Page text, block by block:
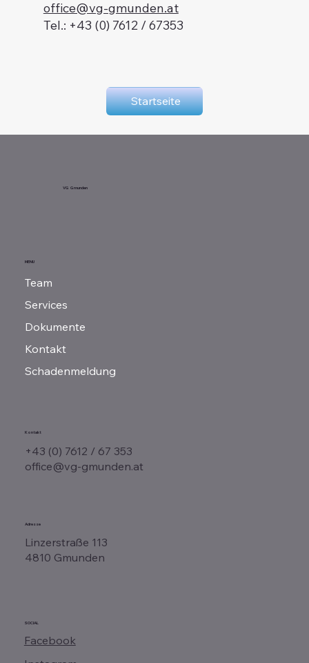
office@vg-gmunden.at
Tel.: +43 (0) 7612 / 67353
Startseite
VG Gmunden
MENU
Team
Services
Dokumente
Kontakt
Schadenmeldung
Kontakt
+43 (0) 7612 / 67 353
office@vg-gmunden.at
Adresse
Linzerstraße 113
4810 Gmunden
SOCIAL
Facebook